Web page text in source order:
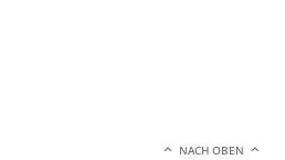
NACH OBEN